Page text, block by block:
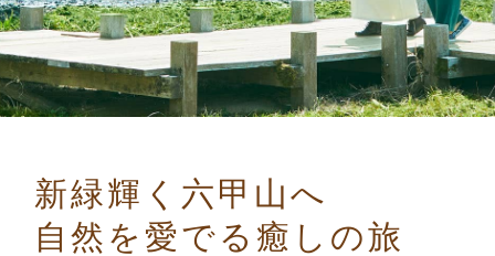
新緑輝く六甲山へ
自然を愛でる癒しの旅